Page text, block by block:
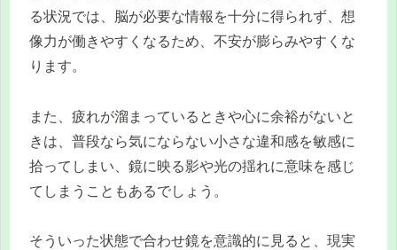
る状況では、脳が必要な情報を十分に得られず、想
像力が働きやすくなるため、不安が膨らみやすくな
ります。
また、疲れが溜まっているときや心に余裕がないと
きは、普段なら気にならない小さな違和感を敏感に
拾ってしまい、鏡に映る影や光の揺れに意味を感じ
てしまうこともあるでしょう。
そういった状態で合わせ鏡を意識的に見ると、現実